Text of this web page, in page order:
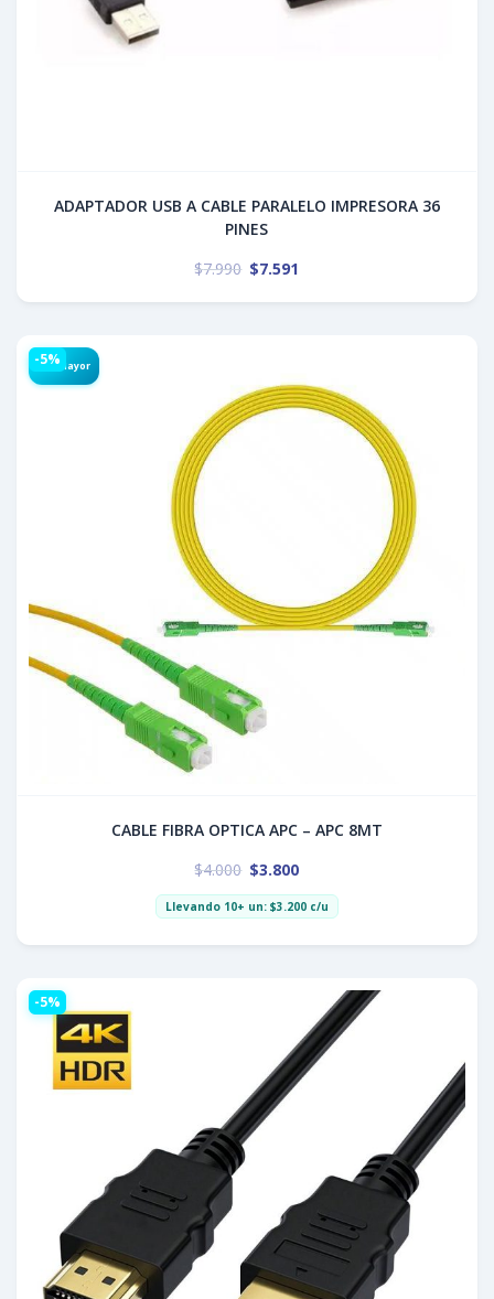
ADAPTADOR USB A CABLE PARALELO IMPRESORA 36
PINES
$7.990 $7.591
Por Mayor
-5%
CABLE FIBRA OPTICA APC – APC 8MT
$4.000 $3.800
Llevando 10+ un: $3.200c/u
-5%